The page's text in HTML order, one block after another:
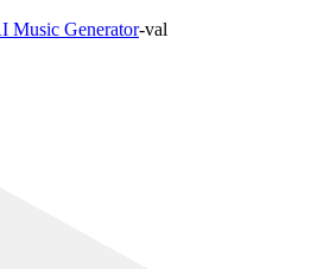
Music Generator-val